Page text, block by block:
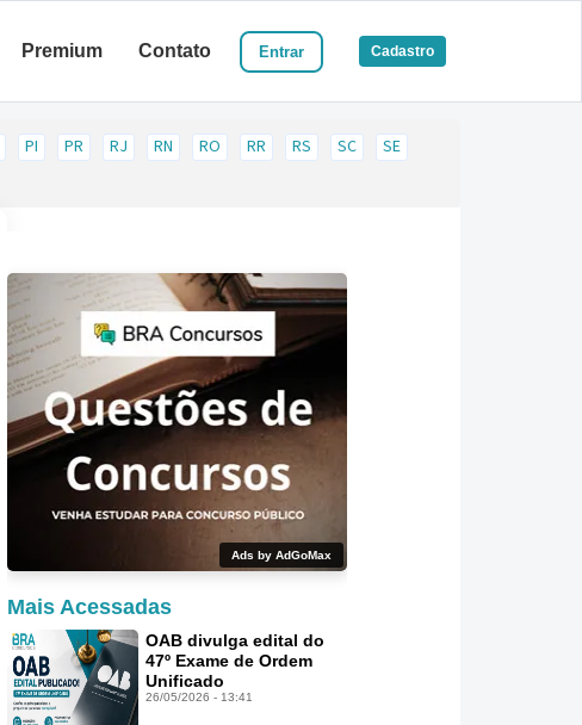
Premium Contato Entrar Cadastro
PI PR RJ RN RO RR RS SC
SE
Ads by AdGoMax
Mais Acessadas
OAB divulga edital do
47º Exame de Ordem
Unificado
26/05/2026 - 13:41